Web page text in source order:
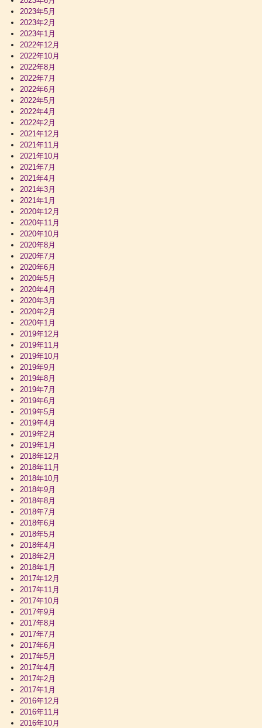
2023年5月
2023年2月
2023年1月
2022年12月
2022年10月
2022年8月
2022年7月
2022年6月
2022年5月
2022年4月
2022年2月
2021年12月
2021年11月
2021年10月
2021年7月
2021年4月
2021年3月
2021年1月
2020年12月
2020年11月
2020年10月
2020年8月
2020年7月
2020年6月
2020年5月
2020年4月
2020年3月
2020年2月
2020年1月
2019年12月
2019年11月
2019年10月
2019年9月
2019年8月
2019年7月
2019年6月
2019年5月
2019年4月
2019年2月
2019年1月
2018年12月
2018年11月
2018年10月
2018年9月
2018年8月
2018年7月
2018年6月
2018年5月
2018年4月
2018年2月
2018年1月
2017年12月
2017年11月
2017年10月
2017年9月
2017年8月
2017年7月
2017年6月
2017年5月
2017年4月
2017年2月
2017年1月
2016年12月
2016年11月
2016年10月